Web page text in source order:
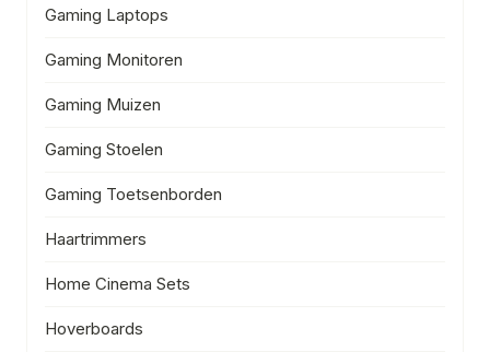
Gaming Laptops
Gaming Monitoren
Gaming Muizen
Gaming Stoelen
Gaming Toetsenborden
Haartrimmers
Home Cinema Sets
Hoverboards